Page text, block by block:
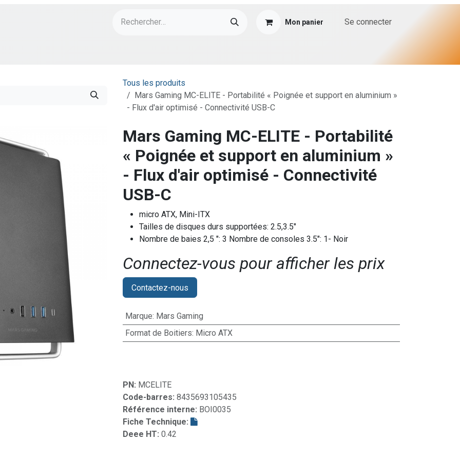
Mon panier Se connecter
Tous les produits
Mars Gaming MC-ELITE - Portabilité « Poignée et support en aluminium »
- Flux d'air optimisé - Connectivité USB-C
Mars Gaming MC-ELITE - Portabilité
« Poignée et support en aluminium »
- Flux d'air optimisé - Connectivité
USB-C
micro ATX, Mini-ITX
Tailles de disques durs supportées: 2.5,3.5"
Nombre de baies 2,5 ": 3 Nombre de consoles 3.5": 1- Noir
Connectez-vous pour afficher les prix​
Contactez-nous
Marque: Mars Gaming
Format de Boitiers: Micro ATX
PN: MCELITE
Code-barres: 8435693105435
Référence interne: BOI0035
Fiche Technique:
Deee HT: 0.42